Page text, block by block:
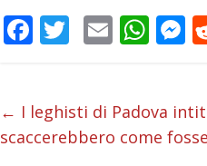
F
b
o
T
er
E
l
W
s
A
e
n
← I leghisti di Padova
scaccerebbero come